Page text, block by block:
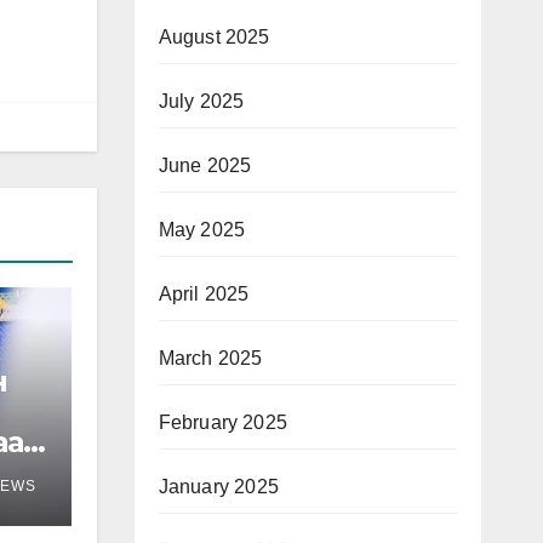
August 2025
July 2025
June 2025
May 2025
April 2025
March 2025
February 2025
January 2025